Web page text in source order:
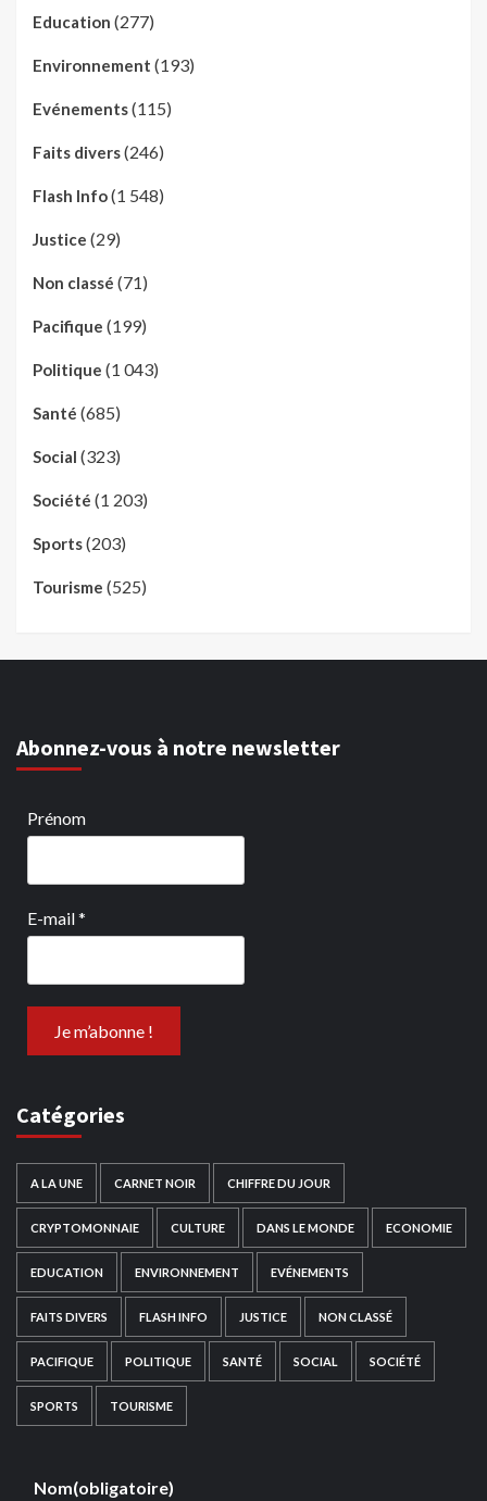
Education (277)
Environnement (193)
Evénements(115)
Faits divers(246)
Flash Info(1 548)
Justice (29)
Non classé (71)
Pacifique (199)
Politique (1 043)
Santé (685)
Social (323)
Société (1 203)
Sports(203)
Tourisme (525)
Abonnez-vous à notre newsletter
Prénom
E-mail*
Catégories
A LA UNE CARNET NOIR CHIFFRE DU JOUR
CRYPTOMONNAIE CULTURE DANS LE MONDE ECONOMIE
EDUCATION ENVIRONNEMENT EVÉNEMENTS
FAITS DIVERS FLASH INFO JUSTICE NON CLASSÉ
PACIFIQUE POLITIQUE SANTÉ SOCIAL SOCIÉTÉ
SPORTS TOURISME
Nom(obligatoire)